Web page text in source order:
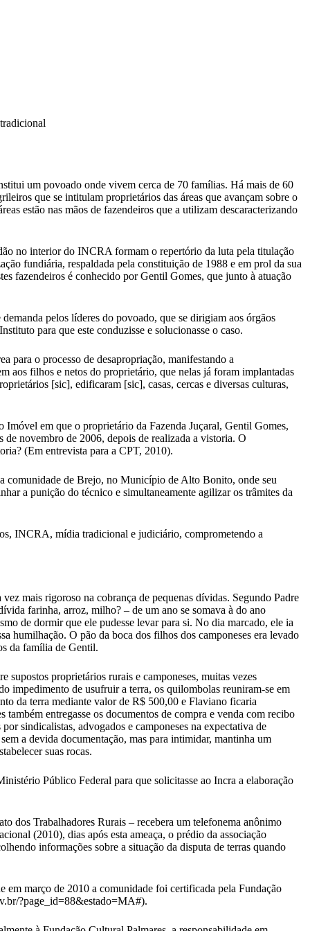
um povoado onde vivem cerca de 70 famílias. Há mais de 60
que se intitulam proprietários das áreas que avançam sobre o
estão nas mãos de fazendeiros que a utilizam descaracterizando
no interior do INCRA formam o repertório da luta pela titulação
fundiária, respaldada pela constituição de 1988 e em prol da sua
fazendeiros é conhecido por Gentil Gomes, que junto à atuação
pelos líderes do povoado, que se dirigiam aos órgãos
para que este conduzisse e solucionasse o caso.
para o processo de desapropriação, manifestando a
aos filhos e netos do proprietário, que nelas já foram implantadas
[sic], edificaram [sic], casas, cercas e diversas culturas,
em que o proprietário da Fazenda Juçaral, Gentil Gomes,
novembro de 2006, depois de realizada a vistoria. O
(Em entrevista para a CPT, 2010).
comunidade de Brejo, no Município de Alto Bonito, onde seu
a punição do técnico e simultaneamente agilizar os trâmites da
INCRA, mídia tradicional e judiciário, comprometendo a
mais rigoroso na cobrança de pequenas dívidas. Segundo Padre
farinha, arroz, milho? – de um ano se somava à do ano
de dormir que ele pudesse levar para si. No dia marcado, ele ia
humilhação. O pão da boca dos filhos dos camponeses era levado
da família de Gentil.
supostos proprietários rurais e camponeses, muitas vezes
impedimento de usufruir a terra, os quilombolas reuniram-se em
da terra mediante valor de R$ 500,00 e Flaviano ficaria
entregasse os documentos de compra e venda com recibo
sindicalistas, advogados e camponeses na expectativa de
a devida documentação, mas para intimidar, mantinha um
suas rocas.
Público Federal para que solicitasse ao Incra a elaboração
dos Trabalhadores Rurais – recebera um telefonema anônimo
(2010), dias após esta ameaça, o prédio da associação
informações sobre a situação da disputa de terras quando
em março de 2010 a comunidade foi certificada pela Fundação
?page_id=88&estado=MA#).